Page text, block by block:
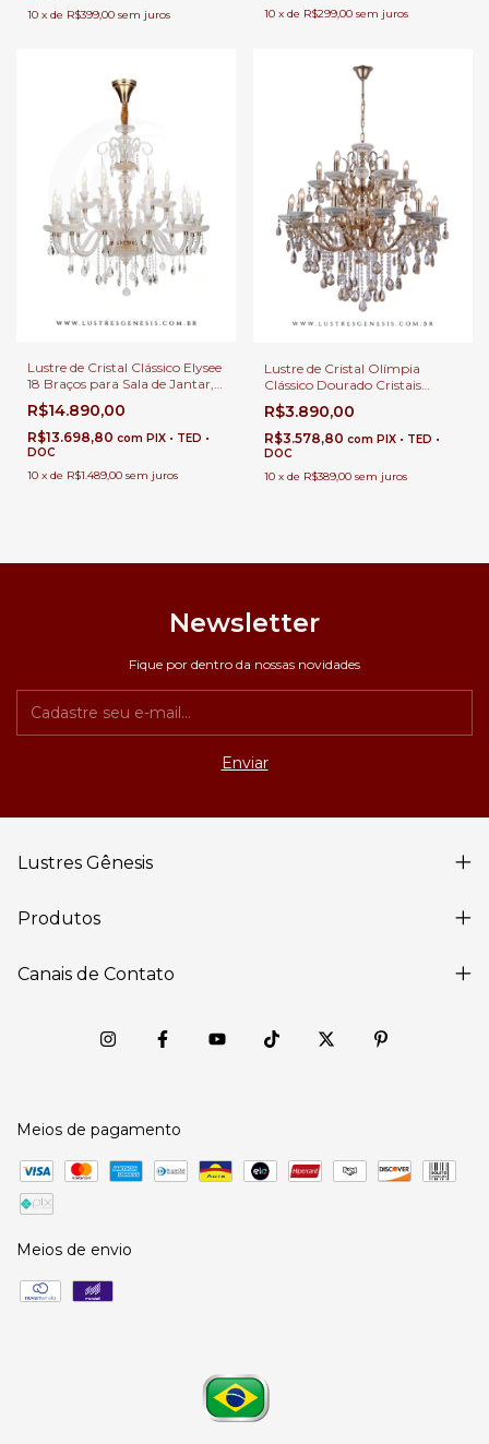
10 x de R$399,00 sem juros
10 x de R$299,00 sem juros
Lustre de Cristal Clássico Elysee
18 Braços para Sala de Jantar,
Escadas e Hall
R$14.890,00
R$13.698,80 com PIX • TED •
DOC
10 x de R$1.489,00 sem juros
Lustre de Cristal Olímpia
Clássico Dourado Cristais
Transparente 18 Braços para
Casas com Pé Direito Duplo e
Buffet
R$3.890,00
R$3.578,80 com PIX • TED •
DOC
10 x de R$389,00 sem juros
Newsletter
Fique por dentro da nossas novidades
Lustres Gênesis
Produtos
Canais de Contato
Meios de pagamento
Meios de envio